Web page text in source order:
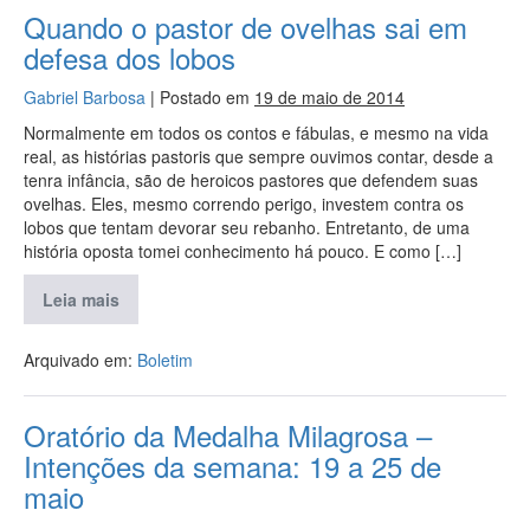
Quando o pastor de ovelhas sai em
defesa dos lobos
Gabriel Barbosa | Postado em 19 de maio de 2014
Normalmente em todos os contos e fábulas, e mesmo na vida
real, as histórias pastoris que sempre ouvimos contar, desde a
tenra infância, são de heroicos pastores que defendem suas
ovelhas. Eles, mesmo correndo perigo, investem contra os
lobos que tentam devorar seu rebanho. Entretanto, de uma
história oposta tomei conhecimento há pouco. E como […]
Leia mais
Arquivado em: Boletim
Oratório da Medalha Milagrosa –
Intenções da semana: 19 a 25 de
maio